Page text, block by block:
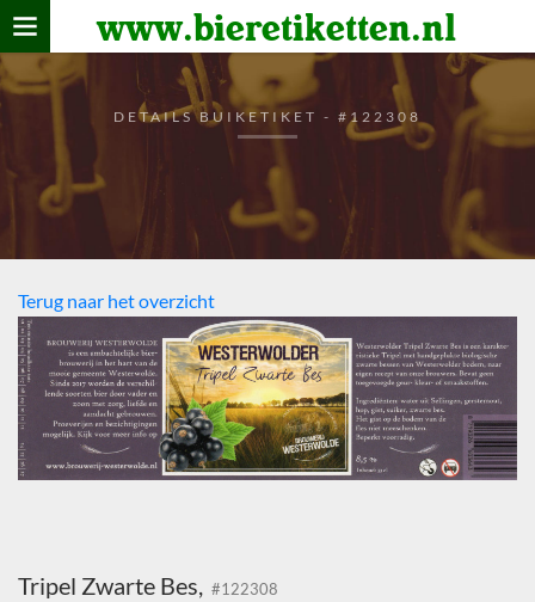
www.bieretiketten.nl
Home
verzamelen
De bierkaart
Bezoekers
DETAILS BUIKETIKET - #122308
Terug naar het overzicht
Tripel Zwarte Bes, #122308